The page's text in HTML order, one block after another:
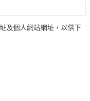
及個人網站網址，以供下